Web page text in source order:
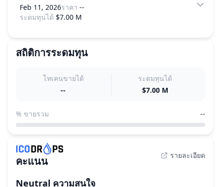
Feb 11, 2026ราคา --
ระดมทุนได้ $7.00 M
สถิติการระดมทุน
โทเคนขายได้
--
ระดมทุนได้
$7.00 M
% ขายรวม --
คะแนน รายละเอียด
Neutral ความสนใจ